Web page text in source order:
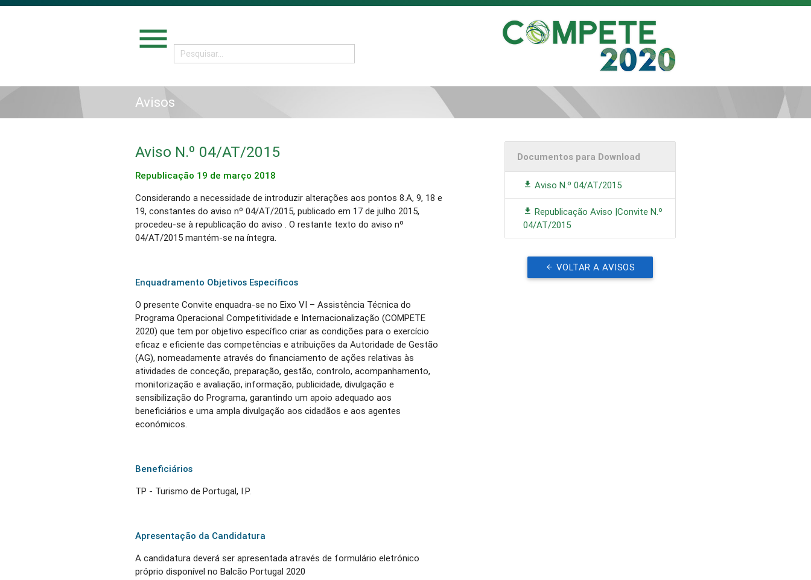
menu
Avisos
Aviso N.º 04/AT/2015
Republicação 19 de março 2018
Considerando a necessidade de introduzir alterações aos pontos 8.A, 9, 18 e
19, constantes do aviso nº 04/AT/2015, publicado em 17 de julho 2015,
procedeu-se à republicação do aviso . O restante texto do aviso nº
04/AT/2015 mantém-se na íntegra.
Enquadramento Objetivos Específicos
O presente Convite enquadra-se no Eixo VI – Assistência Técnica do
Programa Operacional Competitividade e Internacionalização (COMPETE
2020) que tem por objetivo específico criar as condições para o exercício
eficaz e eficiente das competências e atribuições da Autoridade de Gestão
(AG), nomeadamente através do financiamento de ações relativas às
atividades de conceção, preparação, gestão, controlo, acompanhamento,
monitorização e avaliação, informação, publicidade, divulgação e
sensibilização do Programa, garantindo um apoio adequado aos
beneficiários e uma ampla divulgação aos cidadãos e aos agentes
económicos.
Beneficiários
TP - Turismo de Portugal, I.P.
Apresentação da Candidatura
A candidatura deverá ser apresentada através de formulário eletrónico
próprio disponível no Balcão Portugal 2020
Documentos para Download
Aviso N.º 04/AT/2015
Republicação Aviso |Convite N.º
04/AT/2015
VOLTAR A AVISOS